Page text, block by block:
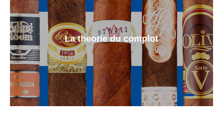
La theorie du complot